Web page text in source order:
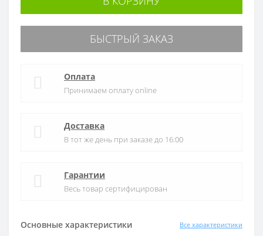
Основные характеристики Все характеристики
БЫСТРЫЙ ЗАКАЗ
Оплата
Принимаем оплату online
Доставка
В тот же день при заказе до 16:00
Гарантии
Весь товар сертифицирован